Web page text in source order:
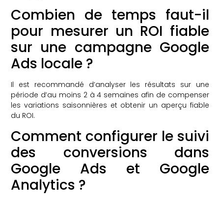
Combien de temps faut-il
pour mesurer un ROI fiable
sur une campagne Google
Ads locale ?
Il est recommandé d’analyser les résultats sur une
période d’au moins 2 à 4 semaines afin de compenser
les variations saisonnières et obtenir un aperçu fiable
du ROI.
Comment configurer le suivi
des conversions dans
Google Ads et Google
Analytics ?